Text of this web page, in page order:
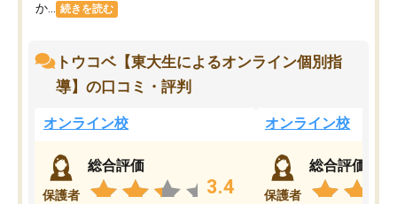
か...
続きを読む
トウコベ【東大生によるオンライン個別指
導】の口コミ・評判
オンライン校
保護者
総合評価
3.4
オンライン校
保護者
総合評価